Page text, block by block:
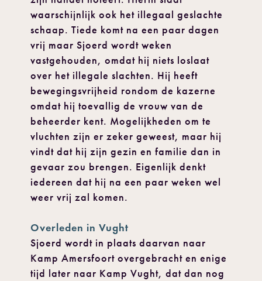
waarschijnlijk ook het illegaal geslachte
schaap. Tiede komt na een paar dagen
vrij maar Sjoerd wordt weken
vastgehouden, omdat hij niets loslaat
over het illegale slachten. Hij heeft
bewegingsvrijheid rondom de kazerne
omdat hij toevallig de vrouw van de
beheerder kent. Mogelijkheden om te
vluchten zijn er zeker geweest, maar hij
vindt dat hij zijn gezin en familie dan in
gevaar zou brengen. Eigenlijk denkt
iedereen dat hij na een paar weken wel
weer vrij zal komen.
Overleden in Vught
Sjoerd wordt in plaats daarvan naar
Kamp Amersfoort overgebracht en enige
tijd later naar Kamp Vught, dat dan nog